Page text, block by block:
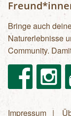
Bringe auch
Naturerlebnisse
Community.
FacebookInstagram
Impressum